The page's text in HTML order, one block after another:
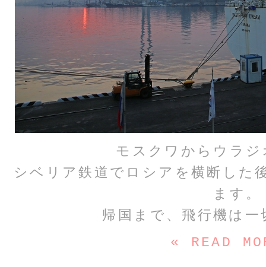
モスクワからウラ
シベリア鉄道でロシアを横断した
ます。
帰国まで、飛行機は
« READ